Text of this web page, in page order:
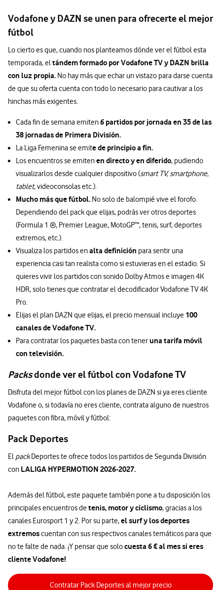
Vodafone y DAZN se unen para ofrecerte el mejor
fútbol
Lo cierto es que, cuando nos planteamos dónde ver el fútbol esta
temporada, eltándem formado por Vodafone TV y DAZN brilla
con luz propia. No hay más que echar un vistazo para darse cuenta
de que su oferta cuenta con todo lo necesario para cautivar a los
hinchas más exigentes.
Cada fin de semana emiten6 partidos por jornada en 35 de las
38 jornadas de Primera División.
La Liga Femenina se emite de principio a fin.
Los encuentros se emitenen directo y en diferido, pudiendo
visualizarlos desde cualquier dispositivo (smart TV, smartphone,
tablet,videoconsolas etc.).
Mucho más que fútbol. No solo de balompié vive el forofo.
Dependiendo del pack que elijas, podrás ver otros deportes
(Formula 1 ®, Premier League, MotoGP™, tenis, surf, deportes
extremos, etc.).
Visualiza los partidos enalta definición para sentir una
experiencia casi tan realista como si estuvieras en el estadio. Si
quieres vivir los partidos con sonido Dolby Atmos e imagen 4K
HDR, solo tienes que contratar el decodificador Vodafone TV 4K
Pro.
Elijas el plan DAZN que elijas, el precio mensual incluye 100
canales de Vodafone TV.
Para contratar los paquetes basta con tener una tarifa móvil
con televisión.
Packsdonde ver el fútbol con Vodafone TV
Disfruta del mejor fútbol con los planes de DAZN si ya eres cliente
Vodafone o, si todavía no eres cliente, contrata alguno de nuestros
paquetes con fibra, móvil y fútbol:
Pack Deportes
El packDeportes te ofrece todos los partidos de Segunda División
con LALIGA HYPERMOTION 2026-2027.
Además del fútbol, este paquete también pone a tu disposición los
principales encuentros detenis, motor y ciclismo, gracias a los
canales Eurosport 1 y 2. Por su parte,el surf y los deportes
extremoscuentan con sus respectivos canales temáticos para que
no te falte de nada. ¡Y pensar que solocuesta 6 € al mes si eres
cliente Vodafone!
Contratar Pack Deportes al mejor precio